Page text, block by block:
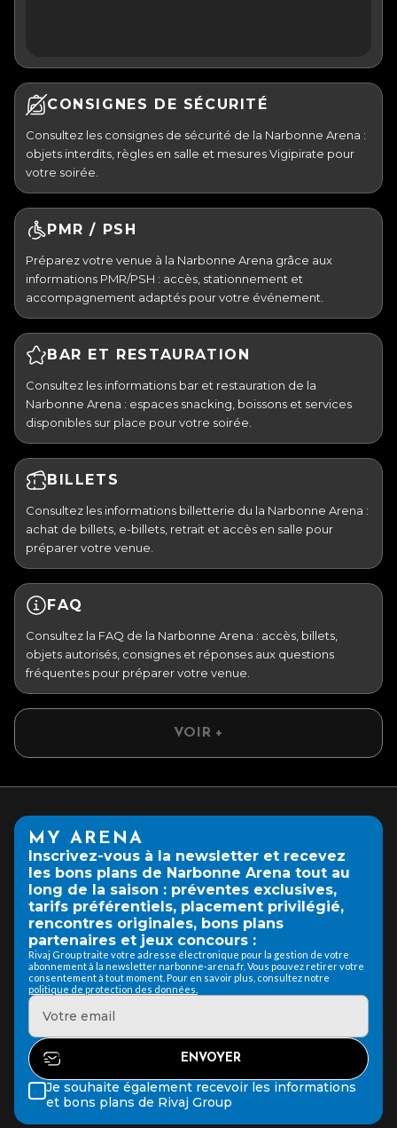
CONSIGNES DE SÉCURITÉ
Consultez les consignes de sécurité de la Narbonne Arena :
objets interdits, règles en salle et mesures Vigipirate pour
votre soirée.
PMR / PSH
Préparez votre venue à la Narbonne Arena grâce aux
informations PMR/PSH : accès, stationnement et
accompagnement adaptés pour votre événement.
BAR ET RESTAURATION
Consultez les informations bar et restauration de la
Narbonne Arena : espaces snacking, boissons et services
disponibles sur place pour votre soirée.
BILLETS
Consultez les informations billetterie du la Narbonne Arena :
achat de billets, e-billets, retrait et accès en salle pour
préparer votre venue.
FAQ
Consultez la FAQ de la Narbonne Arena : accès, billets,
objets autorisés, consignes et réponses aux questions
fréquentes pour préparer votre venue.
VOIR +
MY ARENA
Inscrivez-vous à la newsletter et recevez
les bons plans de Narbonne Arena tout au
long de la saison : préventes exclusives,
tarifs préférentiels, placement privilégié,
rencontres originales, bons plans
partenaires et jeux concours :
Rivaj Group traite votre adresse électronique pour la gestion de votre
abonnement à la newsletter narbonne-arena.fr. Vous pouvez retirer votre
consentement à tout moment. Pour en savoir plus, consultez notre
politique de protection des données.
Je souhaite également recevoir les informations
et bons plans de Rivaj Group